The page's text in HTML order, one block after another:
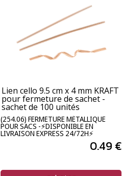
Lien cello 9.5 cm x 4 mm KRAFT
pour fermeture de sachet -
sachet de 100 unités
(254.06) FERMETURE MÉTALLIQUE
POUR SACS -⚡DISPONIBLE EN
LIVRAISON EXPRESS 24/72H⚡
0.49 €